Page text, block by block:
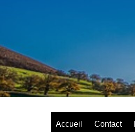
Accueil Contact